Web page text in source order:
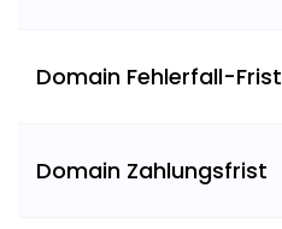
Domain Fehlerfall-Frist
Domain Zahlungsfrist